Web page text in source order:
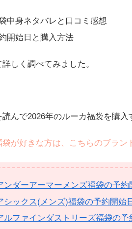
中身ネタバレと口コミ感想
開始日と購入方法
しく調べてみました。
読んで2026年のルーカ福袋を購入
袋が好きな方は、こちらのブラン
ンダーアーマーメンズ福袋の予
シックス(メンズ)福袋の予約開始
ルファインダストリーズ福袋の